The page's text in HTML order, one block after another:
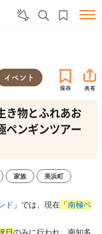
イベント
き物とふれあお
ペンギンツアー
家族 美浜町
ド 」では、現在 「南極ペ